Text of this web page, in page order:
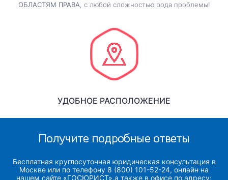
ОБЛАСТЯМ ПРАВА , с любой сложностью рода проблемы!
УДОБНОЕ РАСПОЛОЖЕНИЕ
Получите подробные ответы
Бесплатная круглосуточная юридическая консультация в
Москве или по телефону 8 (800) 101-52-24, онлайн на
нашем сайте «ГОСЮРИСТ»,а также в офисе по адресу: